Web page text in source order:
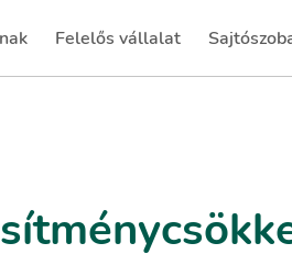
Felelős vállalat
(current) (current)